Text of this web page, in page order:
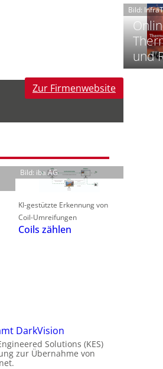
Zur Firmenwebsite
Bild: iba AG
KI-gestützte Erkennung von
Coil-Umreifungen
Coils zählen
DarkVision
Solutions (KES)
zur Übernahme von
r
c
t
z
‚
Bild:
und